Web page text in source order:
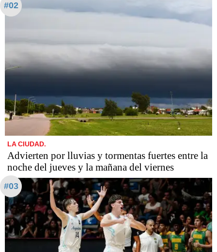
#02
LA CIUDAD.
Advierten por lluvias y tormentas fuertes entre la
noche del jueves y la mañana del viernes
#03